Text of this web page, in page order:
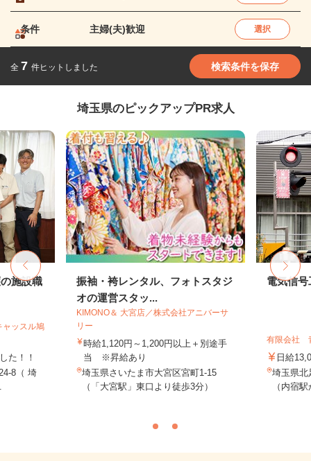
条件 主婦(夫)歓迎 選択
全 7 件ヒットしました 検索条件を保存
埼玉県のピックアップPR求人
施設職
ッスル鳩
た！！
8（ 埼
振袖・袴レンタル、フォトスタジ
オの運営スタッ...
KIMONO＆ 大宮店／株式会社アニバーサ
リー
時給1,120円～1,200円以上＋別途手
当 ※昇給あり
埼玉県さいたま市大宮区宮町1-15
（「大宮駅」東口より徒歩3分）
電気信
有限会社
日給
埼玉県北
（内宿